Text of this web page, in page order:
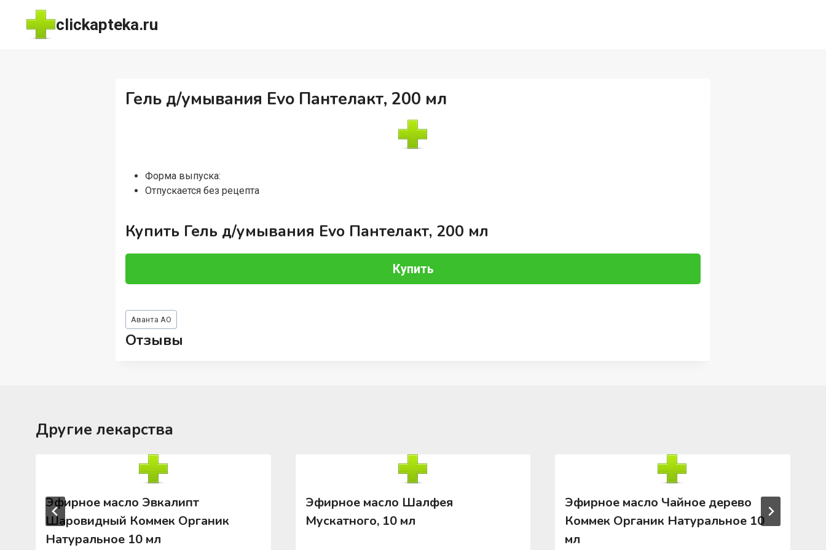
Перейти
содержимому
clickapteka.ru
Гель д/умывания Evo Пантелакт, 200 мл
Форма выпуска:
Отпускается без рецепта
Купить Гель д/умывания Evo Пантелакт, 200 мл
Купить
Метки
записи:
Аванта АО
Отзывы
Другие лекарства
Эфирное масло Эвкалипт
Шаровидный Коммек Органик
Натуральное 10 мл
Эфирное масло Шалфея
Мускатного, 10 мл
Эфирное масло Чайное дерево
Коммек Органик Натуральное 10
мл